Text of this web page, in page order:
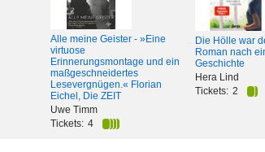
Alle meine Geister - »Eine
virtuose
Erinnerungsmontage und ein
maßgeschneidertes
Lesevergnügen.« Florian
Eichel, Die ZEIT
Uwe Timm
Tickets: 4
Die Hölle war
Roman nach
Geschichte
Hera Lind
Tickets: 2